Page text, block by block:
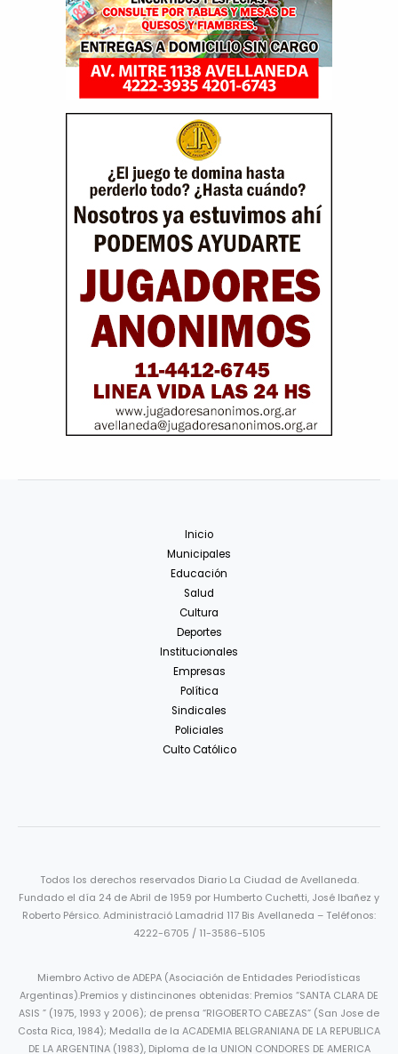
Inicio
Municipales
Educación
Salud
Cultura
Deportes
Institucionales
Empresas
Política
Sindicales
Policiales
Culto Católico
Todos los derechos reservados Diario La Ciudad de Avellaneda.
Fundado el día 24 de Abril de 1959 por Humberto Cuchetti, José Ibañez y
Roberto Pérsico. Administració Lamadrid 117 Bis Avellaneda – Teléfonos:
4222-6705 / 11-3586-5105
Miembro Activo de ADEPA (Asociación de Entidades Periodísticas
Argentinas).Premios y distincinones obtenidas: Premios “SANTA CLARA DE
ASIS ” (1975, 1993 y 2006); de prensa “RIGOBERTO CABEZAS” (San Jose de
Costa Rica, 1984); Medalla de la ACADEMIA BELGRANIANA DE LA REPUBLICA
DE LA ARGENTINA (1983), Diploma de la UNION CONDORES DE AMERICA